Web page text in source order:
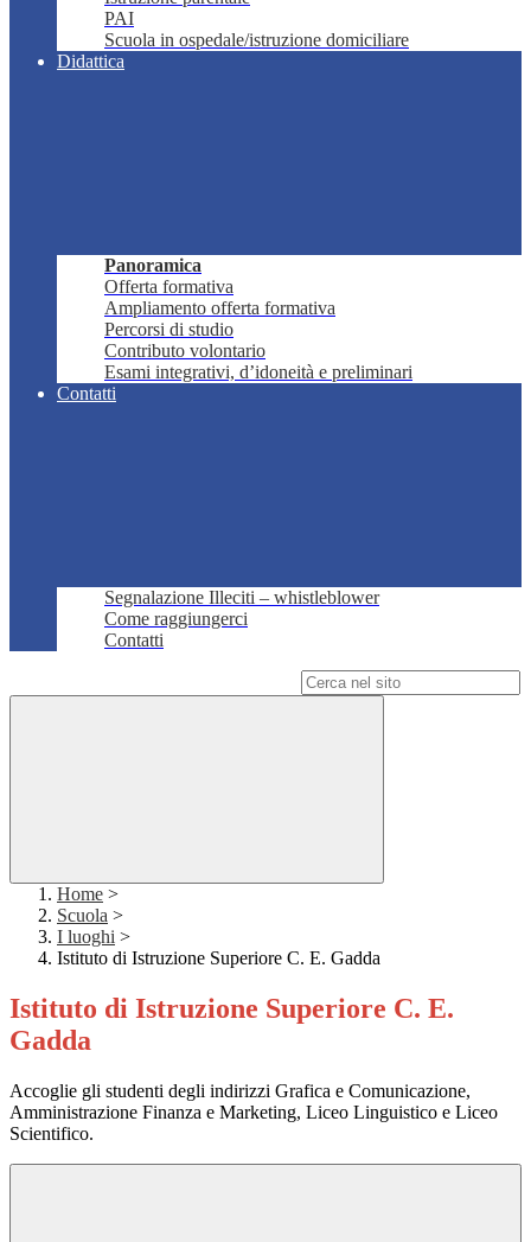
PAI
Scuola in ospedale/istruzione domiciliare
Didattica
Panoramica
Offerta formativa
Ampliamento offerta formativa
Percorsi di studio
Contributo volontario
Esami integrativi, d’idoneità e preliminari
Contatti
Segnalazione Illeciti – whistleblower
Come raggiungerci
Contatti
Home >
Scuola >
I luoghi >
Istituto di Istruzione Superiore C. E. Gadda
Istituto di Istruzione Superiore C. E.
Gadda
Accoglie gli studenti degli indirizzi Grafica e Comunicazione,
Amministrazione Finanza e Marketing, Liceo Linguistico e Liceo
Scientifico.